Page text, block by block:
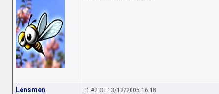
Lensmen #2 От 13/12/2005 16:18